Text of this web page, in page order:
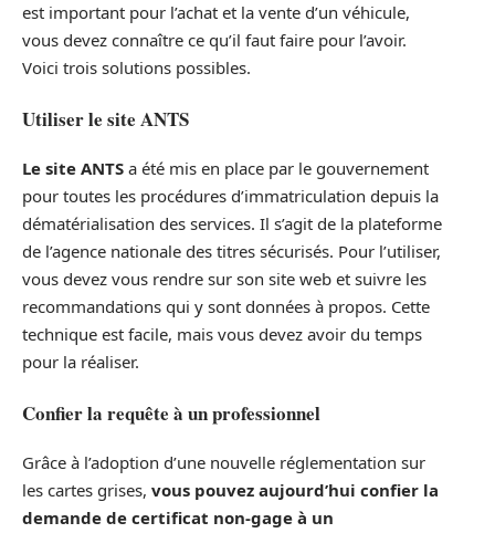
est important pour l’achat et la vente d’un véhicule,
vous devez connaître ce qu’il faut faire pour l’avoir.
Voici trois solutions possibles.
Utiliser le site ANTS
Le site ANTS a été mis en place par le gouvernement
pour toutes les procédures d’immatriculation depuis la
dématérialisation des services. Il s’agit de la plateforme
de l’agence nationale des titres sécurisés. Pour l’utiliser,
vous devez vous rendre sur son site web et suivre les
recommandations qui y sont données à propos. Cette
technique est facile, mais vous devez avoir du temps
pour la réaliser.
Confier la requête à un professionnel
Grâce à l’adoption d’une nouvelle réglementation sur
les cartes grises, vous pouvez aujourd’hui confier la
demande de certificat non-gage à un